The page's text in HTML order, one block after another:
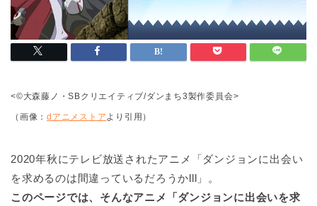
<©大森藤ノ・SBクリエイティブ/ダンまち3製作委員会>
（画像：dアニメストアより引用）
2020年秋にテレビ放送されたアニメ「ダンジョンに出会い
を求めるのは間違っているだろうかlll」。
このページでは、そんなアニメ「ダンジョンに出会いを求